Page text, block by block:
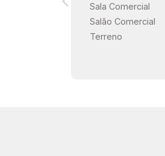
Sala Comercial
Salão Comercial
Terreno